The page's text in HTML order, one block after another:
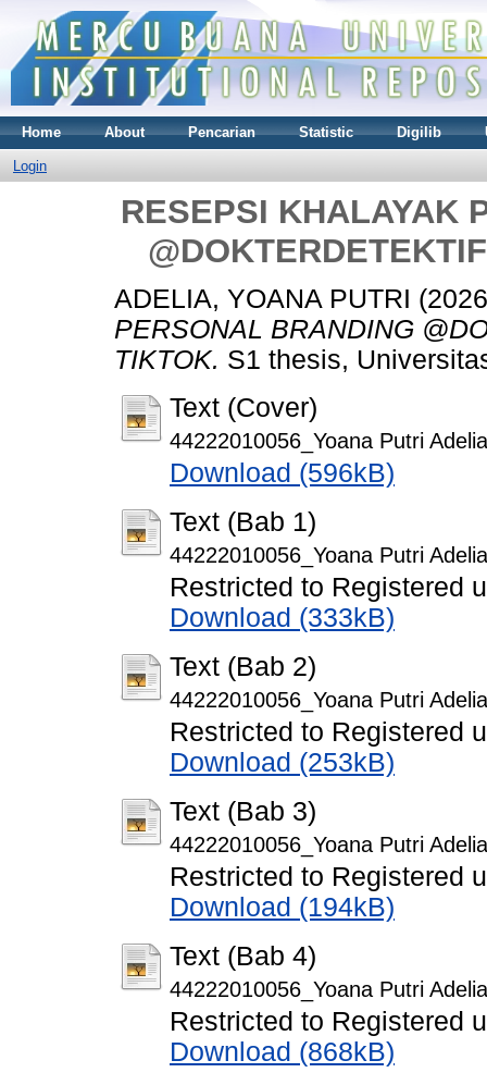
Home About Pencarian Statistic Digilib
Login
RESEPSI KHALAYAK
ADELIA, YOANA PUTRI
PERSONAL BRANDING
TIKTOK. S1 thesis,
Text (Cover)
44222010056_Yoana Putri
Download (596kB)
Text (Bab 1)
44222010056_Yoana Putri
Restricted to Registered
Download (333kB)
Text (Bab 2)
44222010056_Yoana Putri
Restricted to Registered
Download (253kB)
Text (Bab 3)
44222010056_Yoana Putri
Restricted to Registered
Download (194kB)
Text (Bab 4)
44222010056_Yoana Putri
Restricted to Registered
Download (868kB)